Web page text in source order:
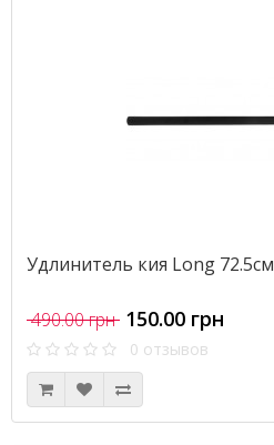
Удлинитель кия Long 72.5см
490.00 грн 150.00 грн
0 отзывов